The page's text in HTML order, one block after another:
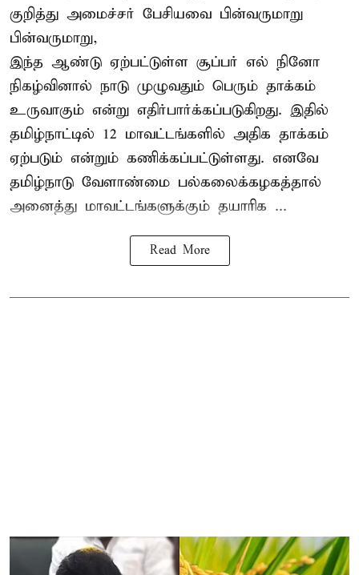
குறித்து அமைச்சர் பேசியவை பின்வருமாறு
பின்வருமாறு,
இந்த ஆண்டு ஏற்பட்டுள்ள சூப்பர் எல் நினோ
நிகழ்வினால் நாடு முழுவதும் பெரும் தாக்கம்
உருவாகும் என்று எதிர்பார்க்கப்படுகிறது. இதில்
தமிழ்நாட்டில் 12 மாவட்டங்களில் அதிக தாக்கம்
ஏற்படும் என்றும் கணிக்கப்பட்டுள்ளது. எனவே
தமிழ்நாடு வேளாண்மை பல்கலைக்கழகத்தால்
அனைத்து மாவட்டங்களுக்கும் தயாரிக ...
Read More